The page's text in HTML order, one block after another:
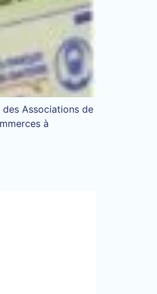
des Associations de
à